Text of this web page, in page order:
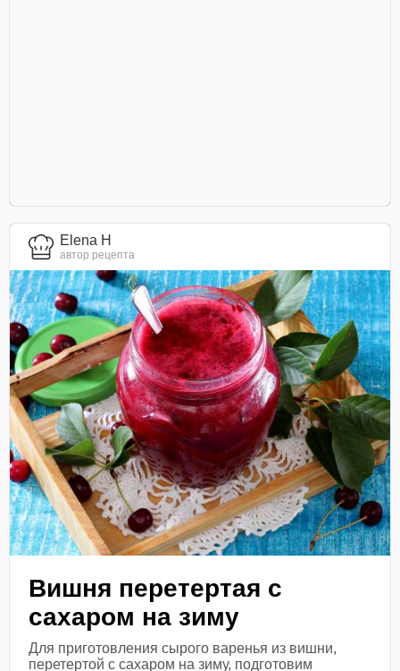
Elena H
автор рецепта
Вишня перетертая с
сахаром на зиму
Для приготовления сырого варенья из вишни,
перетертой с сахаром на зиму, подготовим